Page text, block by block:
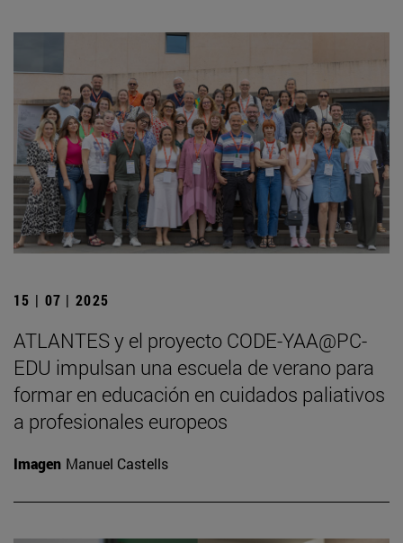
15 | 07 | 2025
ATLANTES y el proyecto CODE-YAA@PC-
EDU impulsan una escuela de verano para
formar en educación en cuidados paliativos
a profesionales europeos
Imagen Manuel Castells